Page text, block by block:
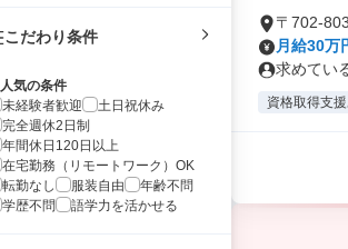
こだわり条件
人気の条件
未経験者歓迎
土日祝休み
完全週休2日制
年間休日120日以上
在宅勤務（リモートワーク）OK
転勤なし
服装自由
年齢不問
学歴不問
語学力を活かせる
〒702-
月給30万
求めてい
資格取得支援